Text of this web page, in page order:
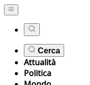
Cerca
Attualità
Politica